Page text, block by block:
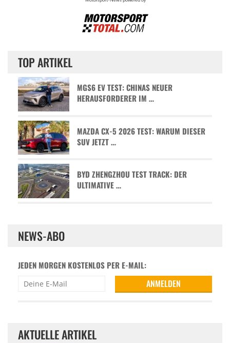
TOP ARTIKEL
MGS6 EV TEST: CHINAS NEUER
HERAUSFORDERER IM …
MAZDA CX-5 2026 TEST: WARUM DIESER
SUV JETZT …
BYD ZHENGZHOU TEST TRACK: DER
ULTIMATIVE …
NEWS-ABO
JEDEN MORGEN KOSTENLOS PER E-MAIL:
AKTUELLE ARTIKEL